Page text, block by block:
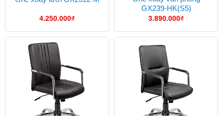
4.250.000₫
GX239-HK(S5)
3.890.000₫